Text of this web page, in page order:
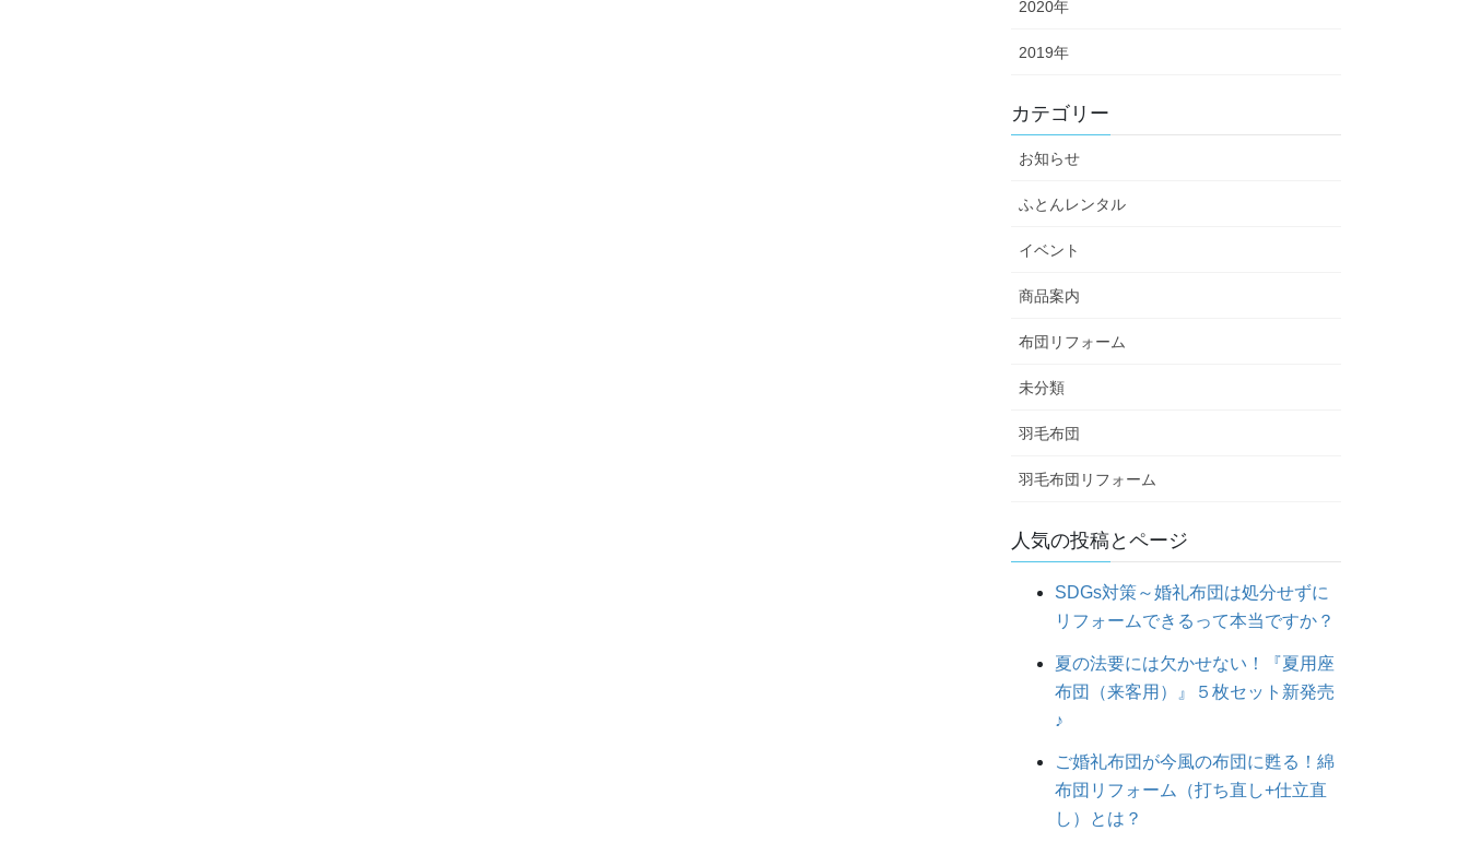
2020年
2019年
カテゴリー
お知らせ
ふとんレンタル
イベント
商品案内
布団リフォーム
未分類
羽毛布団
羽毛布団リフォーム
人気の投稿とページ
SDGs対策～婚礼布団は処分せずに
リフォームできるって本当ですか？
夏の法要には欠かせない！『夏用座
布団（来客用）』５枚セット新発売
♪
ご婚礼布団が今風の布団に甦る！綿
布団リフォーム（打ち直し+仕立直
し）とは？